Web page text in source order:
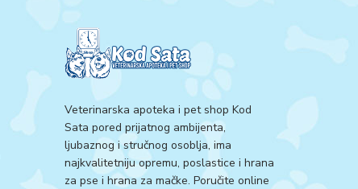
Veterinarska apoteka i pet shop Kod
Sata pored prijatnog ambijenta,
ljubaznog i stručnog osoblja, ima
najkvalitetniju opremu, poslastice i hrana
za pse i hrana za mačke. Poručite online